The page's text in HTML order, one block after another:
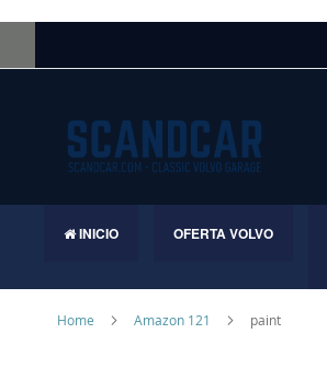
to
INICIO OFERTA VOLVO
Home Amazon 121 paint